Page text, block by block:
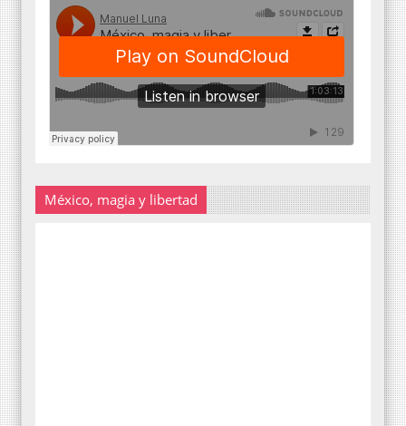
México, magia y libertad